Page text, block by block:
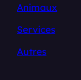
Animaux
Services
Autres